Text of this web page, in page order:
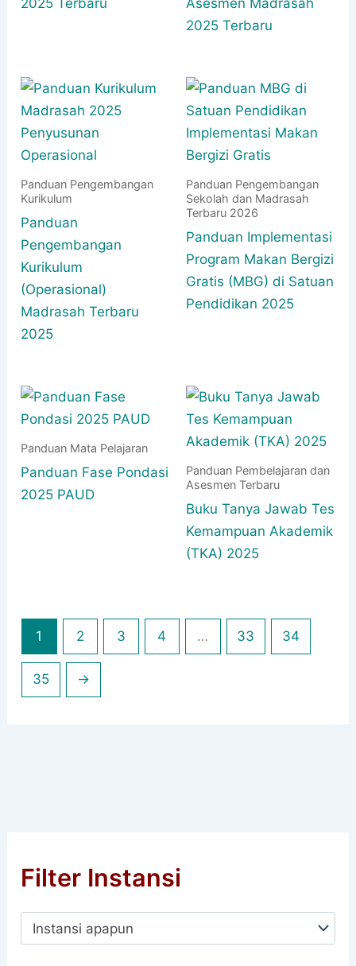
2025 Terbaru
Asesmen Madrasah
2025 Terbaru
Panduan Pengembangan
Kurikulum
Panduan
Pengembangan
Kurikulum
(Operasional)
Madrasah Terbaru
2025
Panduan Pengembangan
Sekolah dan Madrasah
Terbaru 2026
Panduan Implementasi
Program Makan Bergizi
Gratis (MBG) di Satuan
Pendidikan 2025
Panduan Mata Pelajaran
Panduan Fase Pondasi
2025 PAUD
Panduan Pembelajaran dan
Asesmen Terbaru
Buku Tanya Jawab Tes
Kemampuan Akademik
(TKA) 2025
1 2 3 4 … 33 34
35 →
Filter Instansi
Instansi apapun